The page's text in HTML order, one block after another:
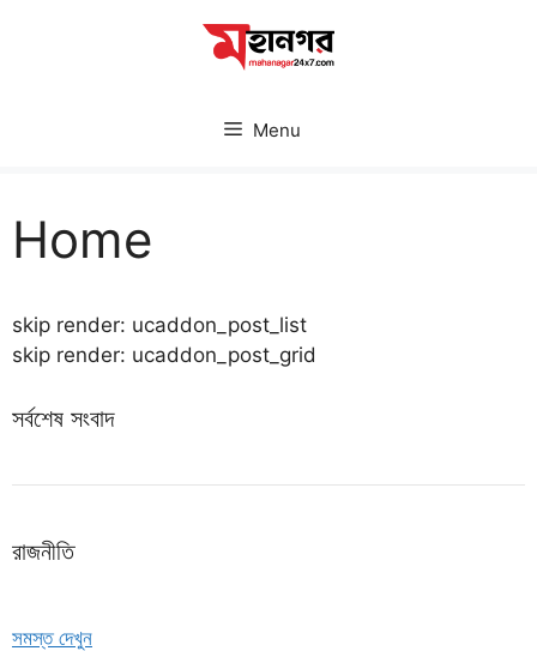
Menu
Home
skip render: ucaddon_post_list
skip render: ucaddon_post_grid
সর্বশেষ সংবাদ
রাজনীতি
সমস্ত দেখুন